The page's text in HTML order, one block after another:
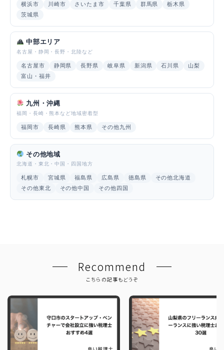
横浜市 川崎市 さいたま市 千葉県 群馬県
栃木県
茨城県
中部エリア
名古屋・静岡・長野・北陸など
名古屋市 静岡県 長野県 岐阜県 新潟県 石川県
山梨
富山・福井
九州・沖縄
福岡・長崎・熊本など地域密着型
福岡市 長崎県 熊本県 その他九州
その他地域
北海道・東北・中国・四国地方
札幌市 宮城県 福島県 広島県 徳島県
その他北海道
その他東北
その他中国 その他四国
Recommend
こちらの記事もどうぞ